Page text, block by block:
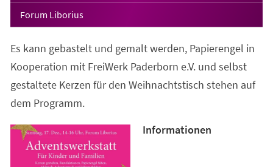
Forum Liborius
Es kann gebastelt und gemalt werden, Papierengel in
Kooperation mit FreiWerk Paderborn e.V. und selbst
gestaltete Kerzen für den Weihnachtstisch stehen auf
dem Programm.
Informationen